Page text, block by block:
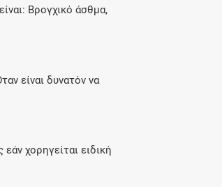
Βρογχικό άσθμα,
είναι δυνατόν να
χορηγείται ειδική